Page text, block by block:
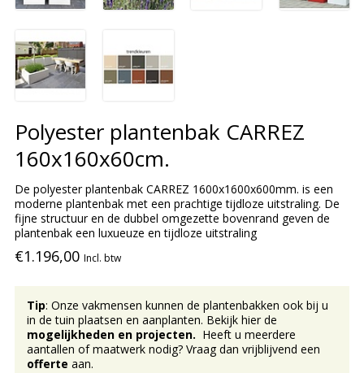
Polyester plantenbak CARREZ
160x160x60cm.
De polyester plantenbak CARREZ 1600x1600x600mm. is een
moderne plantenbak met een prachtige tijdloze uitstraling. De
fijne structuur en de dubbel omgezette bovenrand geven de
plantenbak een luxueuze en tijdloze uitstraling
€1.196,00 Incl. btw
Tip: Onze vakmensen kunnen de plantenbakken ook bij u
in de tuin plaatsen en aanplanten. Bekijk hier de
mogelijkheden en projecten. Heeft u meerdere
aantallen of maatwerk nodig? Vraag dan vrijblijvend een
offerte aan.